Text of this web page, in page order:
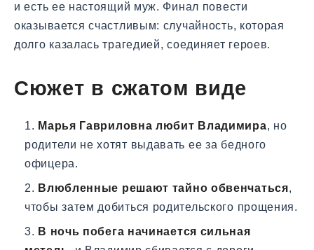
и есть ее настоящий муж. Финал повести
оказывается счастливым: случайность, которая
долго казалась трагедией, соединяет героев.
Сюжет в сжатом виде
Марья Гавриловна любит Владимира, но
родители не хотят выдавать ее за бедного
офицера.
Влюбленные решают тайно обвенчаться,
чтобы затем добиться родительского прощения.
В ночь побега начинается сильная